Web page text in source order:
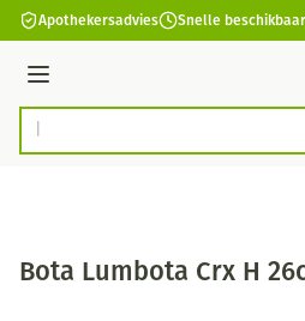
Ga naar de inhoud
Apothekersadvies Snelle
Menu
Product, merk, categorie...
Bota Lumbota Crx H